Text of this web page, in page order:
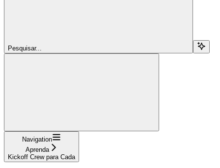
Pesquisar...
Navigation
Aprenda
Kickoff Crew para Cada